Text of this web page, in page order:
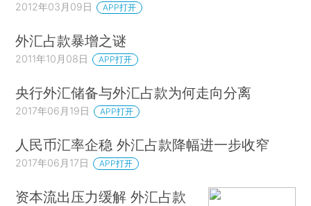
2012年03月09日 APP打开
外汇占款暴增之谜
2011年10月08日 APP打开
央行外汇储备与外汇占款为何走向分离
2017年06月19日 APP打开
人民币汇率企稳 外汇占款降幅进一步收窄
2017年06月17日 APP打开
资本流出压力缓解 外汇占款